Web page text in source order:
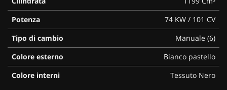
Potenza
74 KW / 101 CV
Tipo di cambio
Manuale (6)
Colore esterno
Bianco pastello
Colore interni
Tessuto Nero